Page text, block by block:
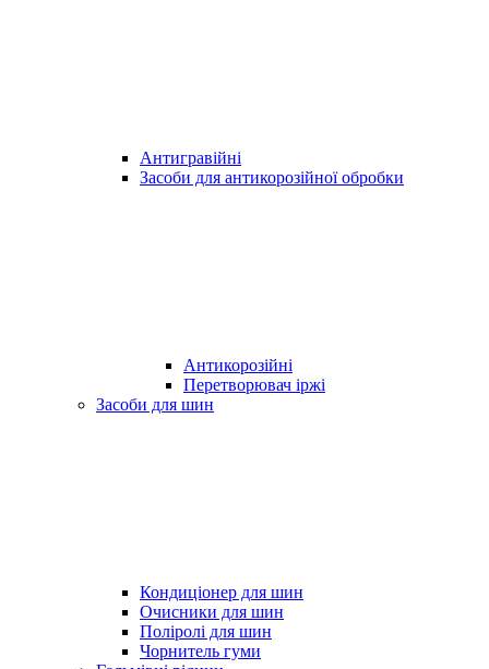
Антигравійні
Засоби для антикорозійної обробки
Антикорозійні
Перетворювач іржі
Засоби для шин
Кондиціонер для шин
Очисники для шин
Поліролі для шин
Чорнитель гуми